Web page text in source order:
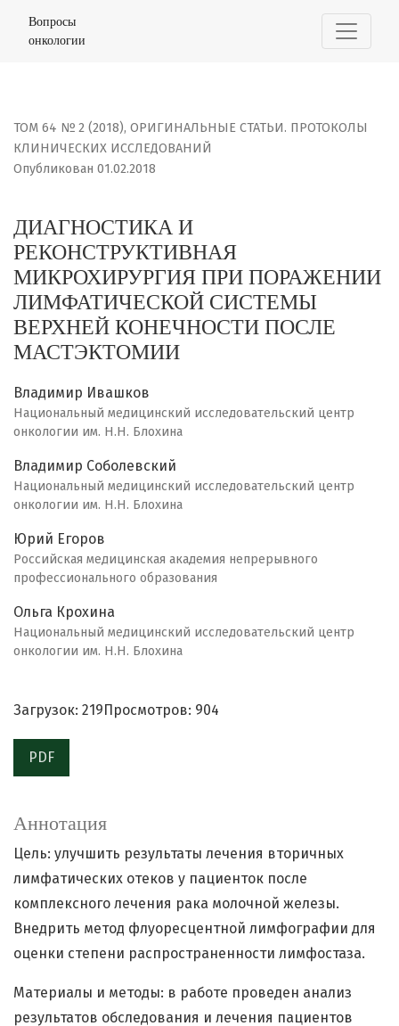
ДИАГНОСТИКА И РЕКОНСТРУКТИВНАЯ
Вопросы
онкологии
ТОМ 64 № 2 (2018), ОРИГИНАЛЬНЫЕ СТАТЬИ. ПРОТОКОЛЫ
КЛИНИЧЕСКИХ ИССЛЕДОВАНИЙ
ДИАГНОСТИКА И
РЕКОНСТРУКТИВНАЯ
МИКРОХИРУРГИЯ ПРИ ПОРАЖЕНИИ
ЛИМФАТИЧЕСКОЙ СИСТЕМЫ
ВЕРХНЕЙ КОНЕЧНОСТИ ПОСЛЕ
МАСТЭКТОМИИ
Опубликован 01.02.2018
Владимир Ивашков
Национальный медицинский исследовательский центр
онкологии им. Н.Н. Блохина
Владимир Соболевский
Национальный медицинский исследовательский центр
онкологии им. Н.Н. Блохина
Юрий Егоров
Российская медицинская академия непрерывного
профессионального образования
Ольга Крохина
Национальный медицинский исследовательский центр
онкологии им. Н.Н. Блохина
Загрузок: 219 Просмотров: 904
PDF
Аннотация
Цель: улучшить результаты лечения вторичных
лимфатических отеков у пациенток после
комплексного лечения рака молочной железы.
Внедрить метод флуоресцентной лимфографии для
оценки степени распространенности лимфостаза.
Материалы и методы: в работе проведен анализ
результатов обследования и лечения пациентов